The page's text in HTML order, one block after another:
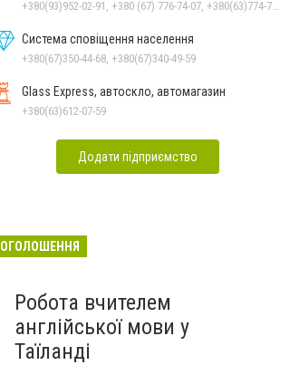
Система сповіщення населення
+380(67)350-44-68, +380(67)340-49-59
Glass Express, автоскло, автомагазин
+380(63)612-07-59
Додати підприємство
ОГОЛОШЕННЯ
Робота вчителем
англійської мови у
Таїланді